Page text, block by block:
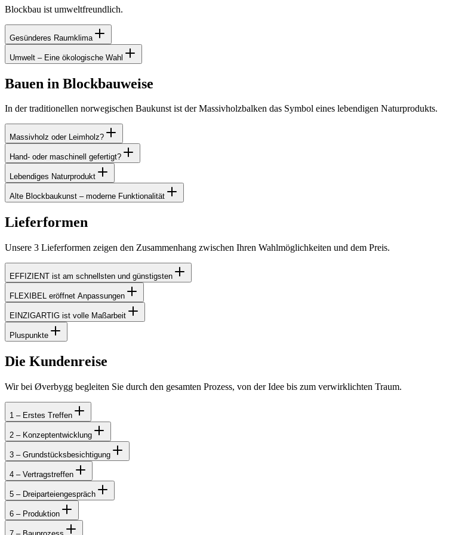
Blockbau ist umweltfreundlich.
Gesünderes Raumklima
Umwelt – Eine ökologische Wahl
Bauen in Blockbauweise
In der traditionellen norwegischen Baukunst ist der Massivholzbalken das Symbol eines lebendigen Naturprodukts.
Massivholz oder Leimholz?
Hand- oder maschinell gefertigt?
Lebendiges Naturprodukt
Alte Blockbaukunst – moderne Funktionalität
Lieferformen
Unsere 3 Lieferformen zeigen den Zusammenhang zwischen Ihren Wahlmöglichkeiten und dem Preis.
EFFIZIENT ist am schnellsten und günstigsten
FLEXIBEL eröffnet Anpassungen
EINZIGARTIG ist volle Maßarbeit
Pluspunkte
Die Kundenreise
Wir bei Øverbygg begleiten Sie durch den gesamten Prozess, von der Idee bis zum verwirklichten Traum.
1 – Erstes Treffen
2 – Konzeptentwicklung
3 – Grundstücksbesichtigung
4 – Vertragstreffen
5 – Dreiparteiengespräch
6 – Produktion